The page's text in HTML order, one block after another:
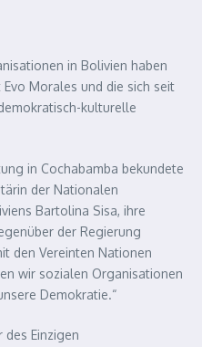
in Bolivien haben
Morales und die sich seit
kulturelle
in Cochabamba bekundete
der Nationalen
Bartolina Sisa, ihre
der Regierung
den Vereinten Nationen
wir sozialen Organisationen
Demokratie.“
des Einzigen